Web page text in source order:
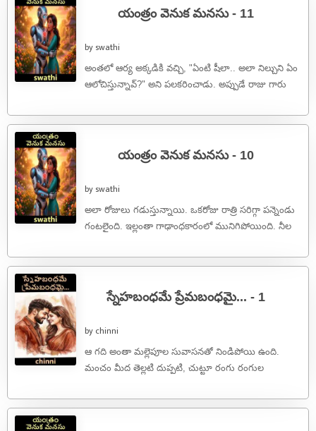
యంత్రం వెనుక మనసు - 11
by swathi
అంతలో ఆర్య అక్కడికి వచ్చి, "ఏంటి షీలా.. అలా నిల్చుని ఏం
ఆలోచిస్తున్నావ్?" అని పలకరించాడు. అప్పుడే రాజు గారు
యంత్రం వెనుక మనసు - 10
by swathi
అలా రోజులు గడుస్తున్నాయి. ఒకరోజు రాత్రి సరిగ్గా పన్నెండు
గంటలైంది. ఇల్లంతా గాఢాంధకారంలో మునిగిపోయింది. నీల
స్నేహబంధమే ప్రేమబంధమై... - 1
by chinni
ఆ గది అంతా మల్లెపూల సువాసనతో నిండిపోయి ఉంది.
మంచం మీద తెల్లటి దుప్పటి, చుట్టూ రంగు రంగుల